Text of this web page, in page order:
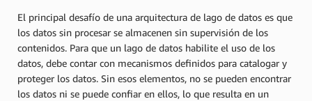
El principal desafío de una arquitectura de lago de datos es que
los datos sin procesar se almacenen sin supervisión de los
contenidos. Para que un lago de datos habilite el uso de los
datos, debe contar con mecanismos definidos para catalogar y
proteger los datos. Sin esos elementos, no se pueden encontrar
los datos ni se puede confiar en ellos, lo que resulta en un